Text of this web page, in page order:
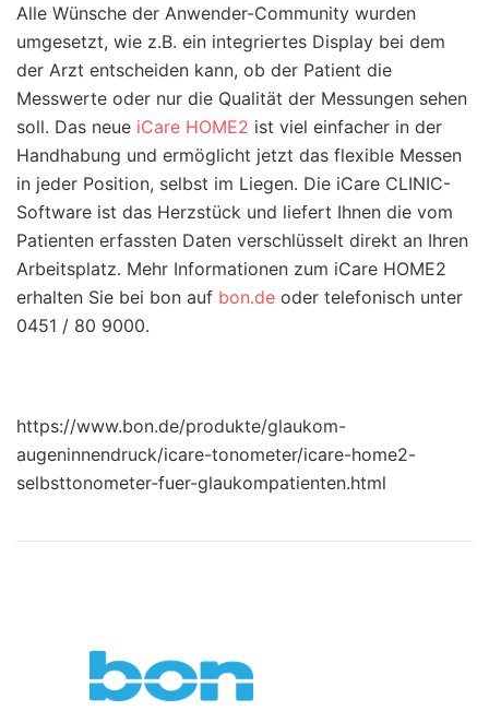
Alle Wünsche der Anwender-Community wurden
umgesetzt, wie z.B. ein integriertes Display bei dem
der Arzt entscheiden kann, ob der Patient die
Messwerte oder nur die Qualität der Messungen sehen
soll. Das neue iCare HOME2 ist viel einfacher in der
Handhabung und ermöglicht jetzt das flexible Messen
in jeder Position, selbst im Liegen. Die iCare CLINIC-
Software ist das Herzstück und liefert Ihnen die vom
Patienten erfassten Daten verschlüsselt direkt an Ihren
Arbeitsplatz. Mehr Informationen zum iCare HOME2
erhalten Sie bei bon auf bon.de oder telefonisch unter
0451 / 80 9000.
https://www.bon.de/produkte/glaukom-
augeninnendruck/icare-tonometer/icare-home2-
selbsttonometer-fuer-glaukompatienten.html